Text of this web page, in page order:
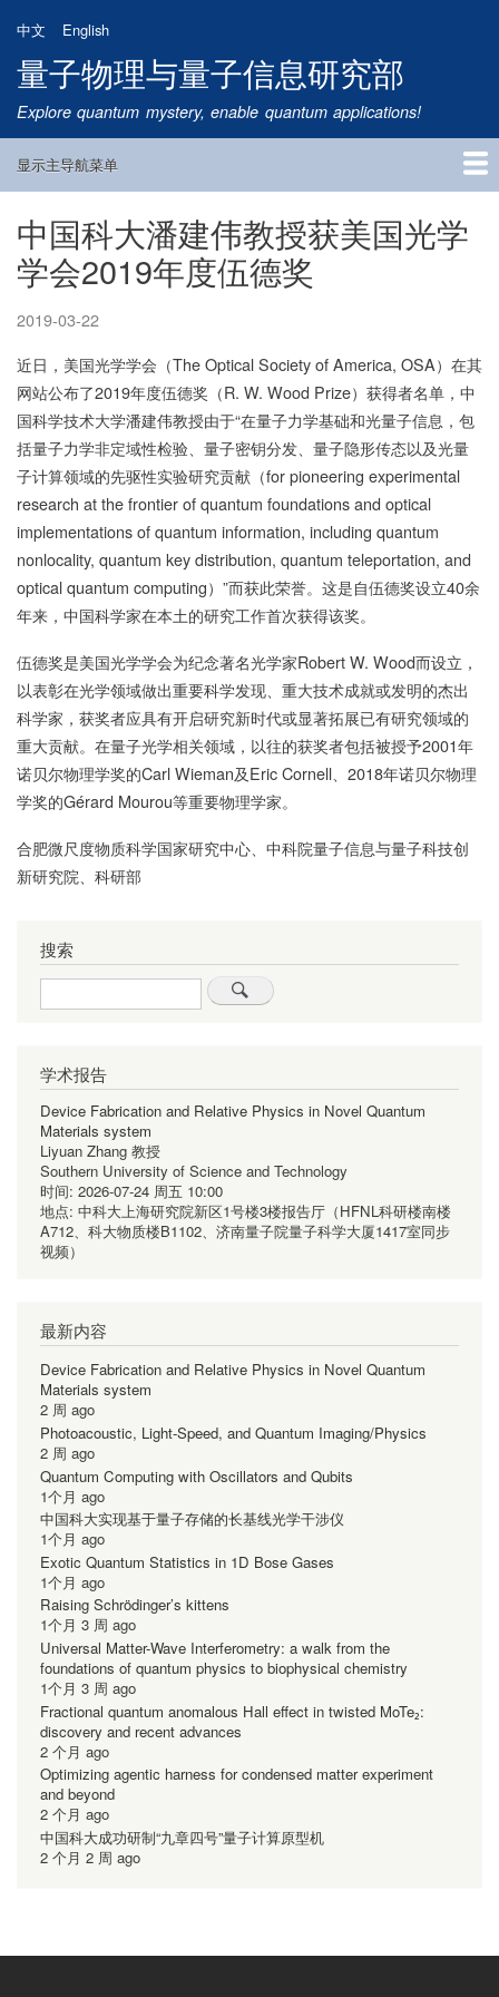
到
主
要
内
中文 English
量子物理与量子信息研究部
Explore quantum mystery, enable quantum applications!
Main
显示主导航菜单
首页
研究方向
量子卫星
团队成员
新闻动态
研究进展
学术报告
论文发表
公告通知
招生信息
相关链接
中国科大潘建伟教授获美国光学
学会2019年度伍德奖
2019-03-22
近日，美国光学学会（The Optical Society of America, OSA）在其
网站公布了2019年度伍德奖（R. W. Wood Prize）获得者名单，中
国科学技术大学潘建伟教授由于“在量子力学基础和光量子信息，包
括量子力学非定域性检验、量子密钥分发、量子隐形传态以及光量
子计算领域的先驱性实验研究贡献（for pioneering experimental
research at the frontier of quantum foundations and optical
implementations of quantum information, including quantum
nonlocality, quantum key distribution, quantum teleportation, and
optical quantum computing）”而获此荣誉。这是自伍德奖设立40余
年来，中国科学家在本土的研究工作首次获得该奖。
伍德奖是美国光学学会为纪念著名光学家Robert W. Wood而设立，
以表彰在光学领域做出重要科学发现、重大技术成就或发明的杰出
科学家，获奖者应具有开启研究新时代或显著拓展已有研究领域的
重大贡献。在量子光学相关领域，以往的获奖者包括被授予2001年
诺贝尔物理学奖的Carl Wieman及Eric Cornell、2018年诺贝尔物理
学奖的Gérard Mourou等重要物理学家。
合肥微尺度物质科学国家研究中心、中科院量子信息与量子科技创
新研究院、科研部
搜索
Search
学术报告
Device Fabrication and Relative Physics in Novel Quantum
Materials system
Liyuan Zhang 教授
Southern University of Science and Technology
时间: 2026-07-24 周五 10:00
地点: 中科大上海研究院新区1号楼3楼报告厅（HFNL科研楼南楼
A712、科大物质楼B1102、济南量子院量子科学大厦1417室同步
视频）
最新内容
Device Fabrication and Relative Physics in Novel Quantum
Materials system
2 周 ago
Photoacoustic, Light-Speed, and Quantum Imaging/Physics
2 周 ago
Quantum Computing with Oscillators and Qubits
1个月 ago
中国科大实现基于量子存储的长基线光学干涉仪
1个月 ago
Exotic Quantum Statistics in 1D Bose Gases
1个月 ago
Raising Schrödinger’s kittens
1个月 3 周 ago
Universal Matter-Wave Interferometry: a walk from the
foundations of quantum physics to biophysical chemistry
1个月 3 周 ago
Fractional quantum anomalous Hall effect in twisted MoTe₂:
discovery and recent advances
2 个月 ago
Optimizing agentic harness for condensed matter experiment
and beyond
2 个月 ago
中国科大成功研制“九章四号”量子计算原型机
2 个月 2 周 ago